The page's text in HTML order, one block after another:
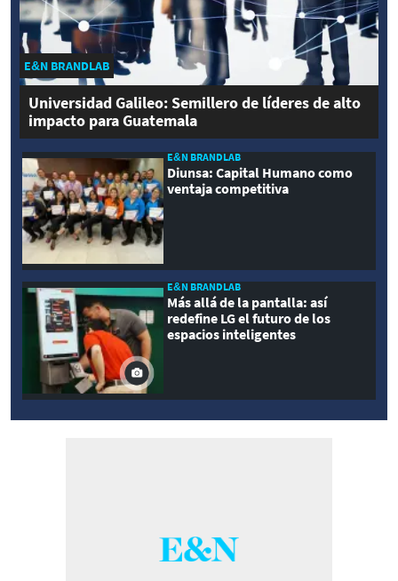
E&N BRANDLAB
Universidad Galileo: Semillero de líderes de alto
impacto para Guatemala
E&N BRANDLAB
Diunsa: Capital Humano como
ventaja competitiva
E&N BRANDLAB
Más allá de la pantalla: así
redefine LG el futuro de los
espacios inteligentes